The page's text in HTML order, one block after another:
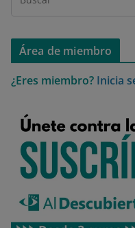
Área de miembro
¿Eres miembro? Inicia